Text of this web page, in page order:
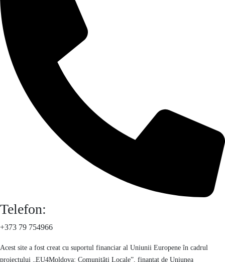
Telefon:
+373 79 754966
Acest site a fost creat cu suportul financiar al Uniunii Europene în cadrul
proiectului „EU4Moldova: Comunități Locale”, finanțat de Uniunea